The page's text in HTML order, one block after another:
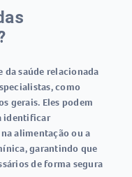
da saúde relacionada
como
gerais. Eles podem
identificar
alimentação ou a
garantindo que
de forma segura